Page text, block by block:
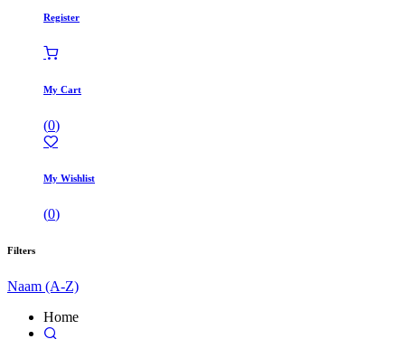
Register
My Cart
(0)
My Wishlist
(0)
Filters
Naam (A-Z)
Home